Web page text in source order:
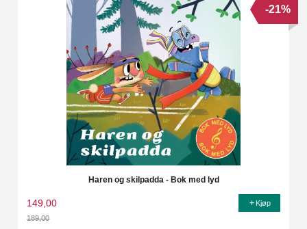
Haren og skilpadda - Bok med lyd
149,00
189,00
-21%
Kjøp